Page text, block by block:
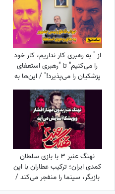
از " به رهبری کار نداریم، کار خود
را می‌کنیم" تا "رهبری استعفای
پزشکیان را می‌پذیرد!" / این‌ها به
نفع چه کسی کار می‌کنند؟
نهنگ عنبر 3 با بازی سلطان
کمدی ایران؛ ترکیب عطاران با این
بازیگر، سینما را منفجر می‌کند /
جایگزین مهناز افشار کیست؟